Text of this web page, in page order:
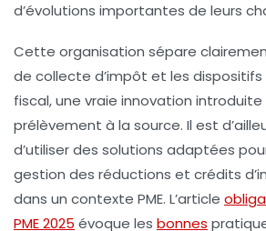
d’évolutions importantes de leurs
Cette organisation sépare
de collecte d’impôt et les dispositifs
fiscal, une vraie innovation introduite
prélèvement à la source. Il est
d’utiliser des solutions adaptées
gestion des réductions et crédits
dans un contexte PME. L’article
PME 2025 évoque les bonnes